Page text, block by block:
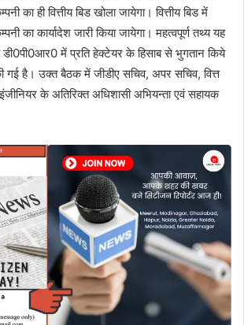
का ही वित्तीय बिड खोला जायेगा। वित्तीय बिड में
का कार्यादेश जारी किया जायेगा। महत्वपूर्ण तथ्य यह
में प्रति हेक्टेयर के हिसाब से भुगतान किये
गई है। उक्त बैठक में जीडीए सचिव, अपर सचिव, वित्त
के अतिरिक्त अधिशासी अभियन्ता एवं सहायक